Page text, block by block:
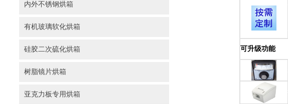
内外不锈钢烘箱
有机玻璃软化烘箱
硅胶二次硫化烘箱
树脂镜片烘箱
亚克力板专用烘箱
可升级功能